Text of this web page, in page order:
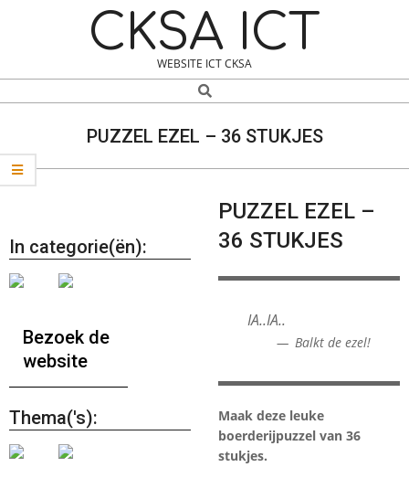
CKSA ICT
WEBSITE ICT CKSA
Search
PUZZEL EZEL – 36 STUKJES
In categorie(ën):
Bezoek de
website
Thema('s):
PUZZEL EZEL –
36 STUKJES
IA..IA..
Balkt de ezel!
Maak deze leuke
boerderijpuzzel van 36
stukjes.